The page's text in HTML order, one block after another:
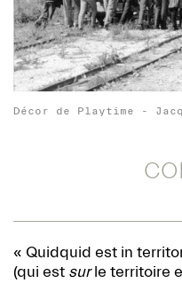
Décor de Playtime -
« Quidquid est in
(qui est surle territoire